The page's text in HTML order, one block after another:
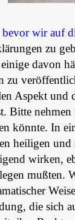
wir auf
zu
davon
zu
Aspekt
Bitte
könnte. In
heiligen
wirken,
mußten.
die sich